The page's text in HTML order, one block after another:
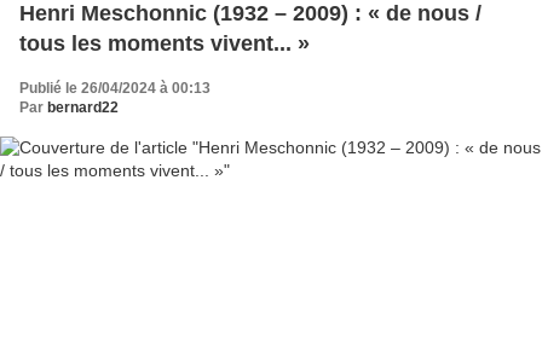
Henri Meschonnic (1932 – 2009) : « de nous /
tous les moments vivent... »
Publié le 26/04/2024 à 00:13
Par bernard22